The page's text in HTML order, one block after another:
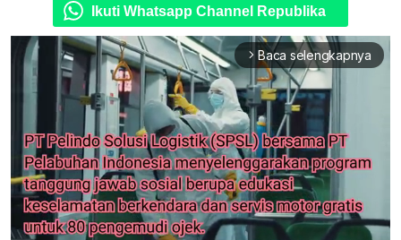
Ikuti Whatsapp Channel Republika
arrow_forward_ios Baca selengkapnya